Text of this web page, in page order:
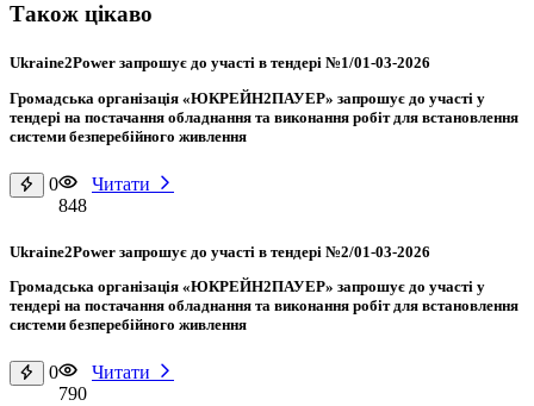
Також цікаво
Ukraine2Power запрошує до участі в тендері №1/01-03-2026
Громадська організація «ЮКРЕЙН2ПАУЕР» запрошує до участі у
тендері на постачання обладнання та виконання робіт для встановлення
системи безперебійного живлення
0
848
Читати
Ukraine2Power запрошує до участі в тендері №2/01-03-2026
Громадська організація «ЮКРЕЙН2ПАУЕР» запрошує до участі у
тендері на постачання обладнання та виконання робіт для встановлення
системи безперебійного живлення
0
790
Читати